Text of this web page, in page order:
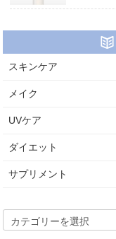
スキンケア
メイク
UVケア
ダイエット
サプリメント